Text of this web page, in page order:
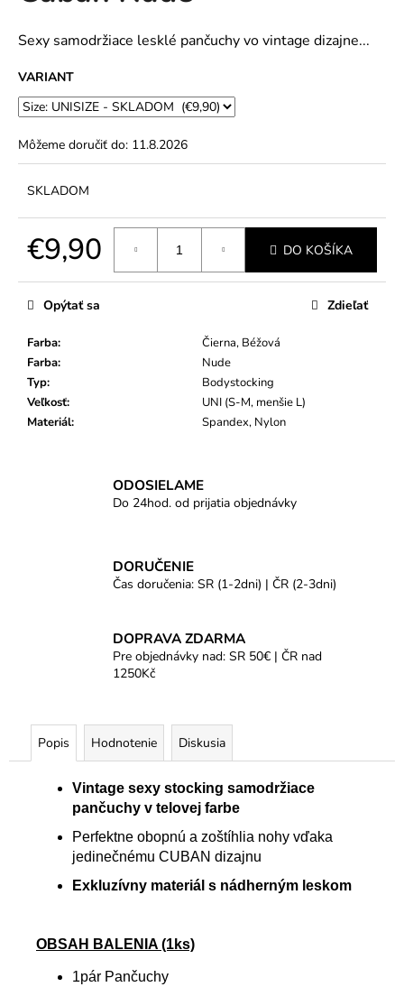
hviezdičiek.
Sexy samodržiace lesklé pančuchy vo vintage dizajne...
VARIANT
Môžeme doručiť do: 11.8.2026
SKLADOM
€9,90 DO KOŠÍKA
Farba:
Čierna, Béžová
Farba:
Nude
Typ:
Bodystocking
Veľkosť:
UNI (S-M, menšie L)
Materiál: Spandex, Nylon
Opýtať sa Zdieľať
ODOSIELAME
Do 24hod. od prijatia objednávky
DORUČENIE
Čas doručenia: SR (1-2dni) | ČR (2-3dni)
DOPRAVA ZDARMA
Pre objednávky nad: SR 50€ | ČR nad
1250Kč
Popis Hodnotenie Diskusia
Vintage sexy stocking samodržiace
pančuchy v telovej farbe
Perfektne obopnú a zoštíhlia nohy vďaka
jedinečnému CUBAN dizajnu
Exkluzívny materiál s nádherným leskom
OBSAH BALENIA (1ks)
1pár Pančuchy
m